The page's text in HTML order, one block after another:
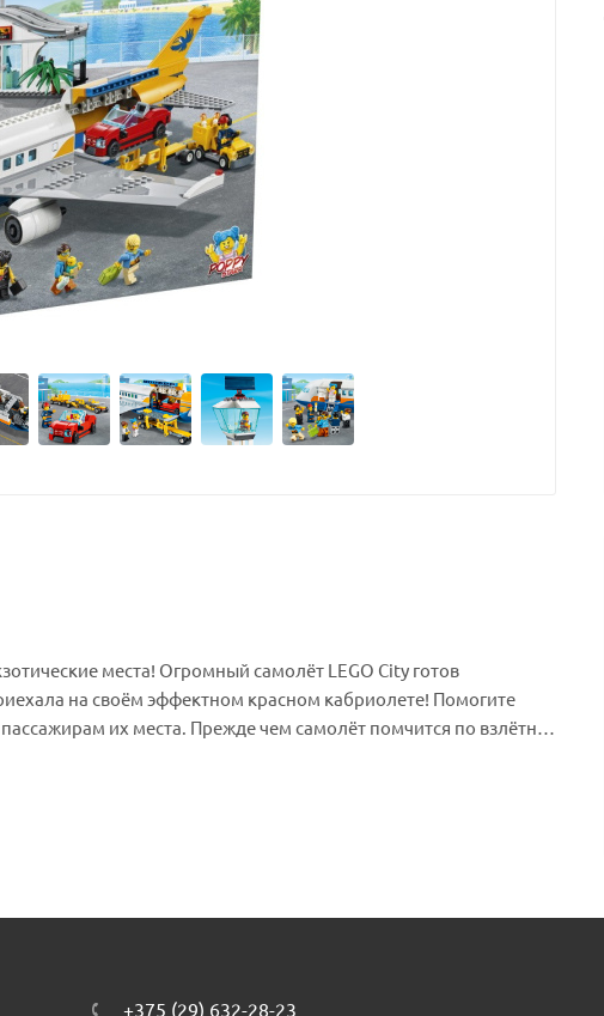
места! Огромный самолёт LEGO City готов
на своём эффектном красном кабриолете! Помогите
их места. Прежде чем самолёт помчится по взлётно-
+375 (29) 632-28-23